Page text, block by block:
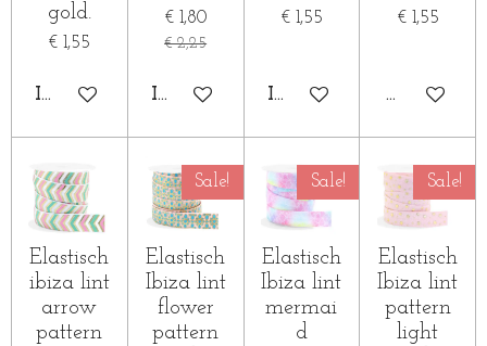
gold.
€ 1,55
IN WINKELWAGEN
€ 1,80
€ 2,25
IN WINKELWAGEN
€ 1,55
IN WINKELWAGEN
€ 1,55
HOUD MIJ
Elastisch
ibiza lint
arrow
pattern
Sale!
Elastisch
Ibiza lint
flower
pattern
Sale!
Elastisch
Ibiza lint
mermai
d
Sale!
Elastisch
Ibiza lint
pattern
light